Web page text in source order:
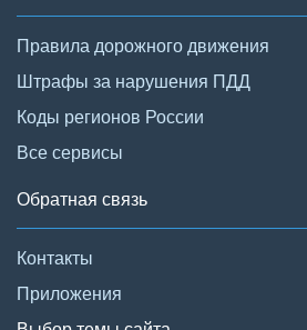
Правила дорожного движения
Штрафы за нарушения ПДД
Коды регионов России
Все сервисы
Обратная связь
Контакты
Приложения